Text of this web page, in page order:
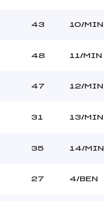
43 10/MIN
48 11/MIN
47 12/MIN
31 13/MIN
35 14/MIN
27 4/BEN